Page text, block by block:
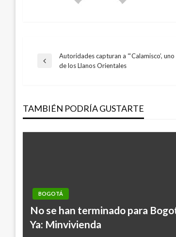
Navegación
entradas
Entrada
Autoridades capturan a “‘Calamisco’,
de los Llanos Orientales
TAMBIÉN PODRÍA GUSTARTE
BOGOTÁ
No se han terminado para
Ya: Minvivienda